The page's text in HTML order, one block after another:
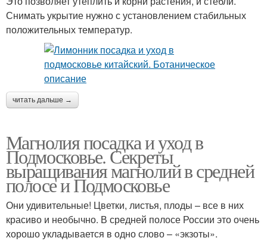
Снимать укрытие нужно с установлением стабильных
положительных температур.
читать дальше →
Магнолия посадка и уход в
Подмосковье. Секреты
выращивания магнолий в средней
полосе и Подмосковье
Они удивительные! Цветки, листья, плоды – все в них
красиво и необычно. В средней полосе России это очень
хорошо укладывается в одно слово – «экзоты».